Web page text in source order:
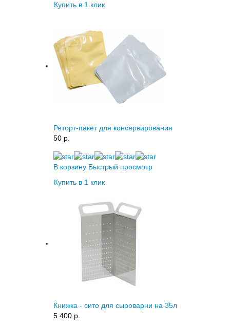
Купить в 1 клик
Реторт-пакет для консервирования
50 p.
В корзину Быстрый просмотр
Купить в 1 клик
Книжка - сито для сыроварни на 35л
5 400 p.